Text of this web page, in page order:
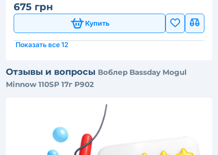
675 грн
Купить
Показать все 12
Отзывы и вопросы Воблер Bassday Mogul
Minnow 110SP 17г P902